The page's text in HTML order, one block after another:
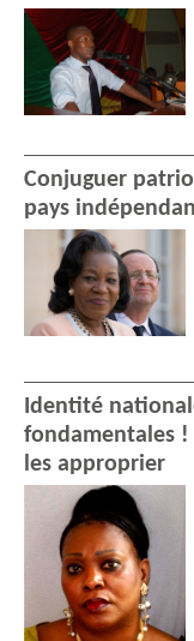
Conjuguer
pays
Identité
fondamentales !
les approprier